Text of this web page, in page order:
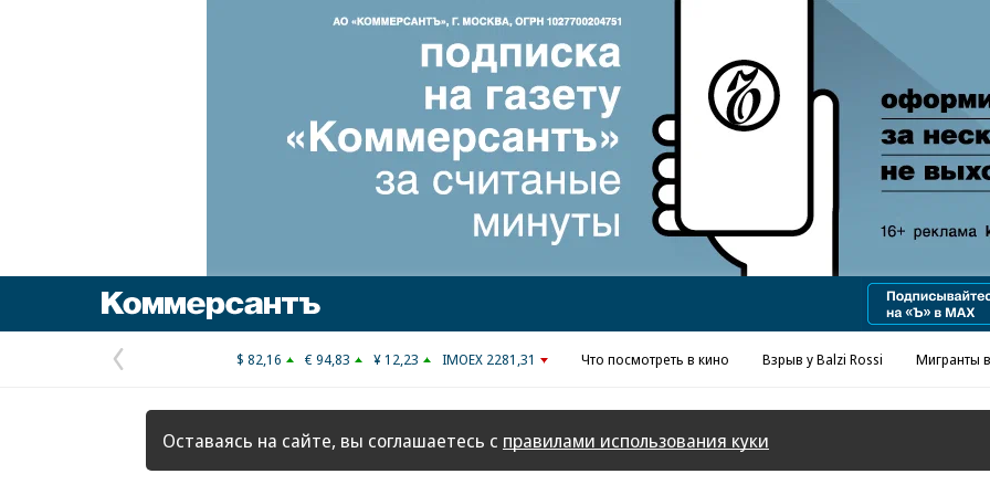
Реклама в «Ъ» www.kommersant.ru/ad
Предыдущая
страница
$ 82,16 € 94,83 ¥ 12,23 IMOEX 2281,31 Что посмотреть в кино Взрыв у Balzi Rossi Мигранты
Оставаясь на сайте, вы соглашаетесь с правилами использования куки